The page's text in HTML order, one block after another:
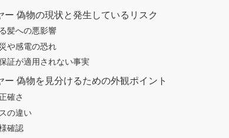
ー 偽物の現状と発生しているリスク
髪への悪影響
や感電の恐れ
証が適用されない事実
偽物を見分けるための外観ポイント
確さ
の違い
確認